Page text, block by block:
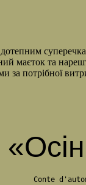
та
за потрібної
Conte